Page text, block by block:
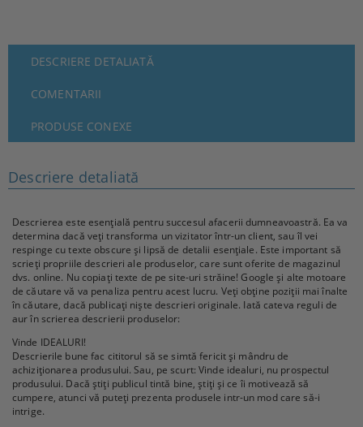
DESCRIERE DETALIATĂ
COMENTARII
PRODUSE CONEXE
Descriere detaliată
Descrierea este esențială pentru succesul afacerii dumneavoastră. Ea va
determina dacă veți transforma un vizitator într-un client, sau îl vei
respinge cu texte obscure și lipsă de detalii esențiale. Este important să
scrieți propriile descrieri ale produselor, care sunt oferite de magazinul
dvs. online. Nu copiați texte de pe site-uri străine! Google și alte motoare
de căutare vă va penaliza pentru acest lucru. Veți obține poziții mai înalte
în căutare, dacă publicați niște descrieri originale. Iată cateva reguli de
aur în scrierea descrierii produselor:
Vinde IDEALURI!
Descrierile bune fac cititorul să se simtă fericit și mândru de
achiziționarea produsului. Sau, pe scurt: Vinde idealuri, nu prospectul
produsului. Dacă știți publicul tintă bine, știți și ce îi motivează să
cumpere, atunci vă puteți prezenta produsele intr-un mod care să-i
intrige.